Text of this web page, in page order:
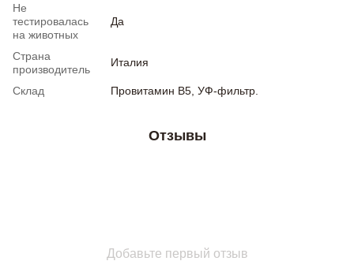
Не
тестировалась
на животных
Да
Страна
производитель
Италия
Склад Провитамин B5, УФ-фильтр.
Отзывы
Добавьте первый отзыв